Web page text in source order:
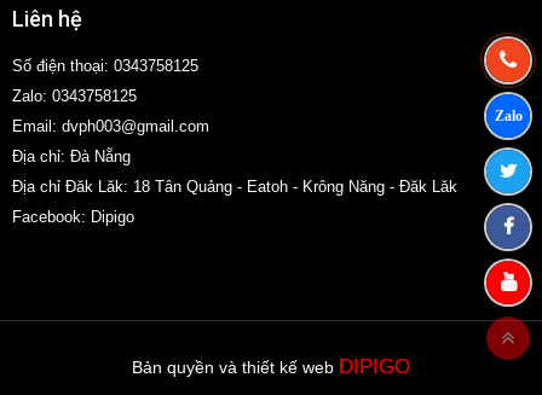
Liên hệ
Số điện thoại: 0343758125
Zalo: 0343758125
Email: dvph003@gmail.com
Địa chỉ: Đà Nẵng
Địa chỉ Đăk Lăk: 18 Tân Quảng - Eatoh - Krông Năng - Đăk Lăk
Facebook: Dipigo
Bản quyền và thiết kế web DIPIGO